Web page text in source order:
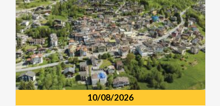
10/08/2026